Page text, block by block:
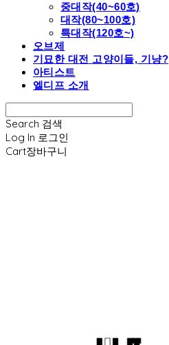
중대작(40~60호)
대작(80~100호)
특대작(120호~)
오브제
기묘한 대전 고양이들, 기냥?
아티스트
엘디프 소개
Search 검색
Log In 로그인
Cart장바구니